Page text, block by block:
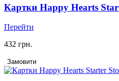
Картки Happy Hearts
Перейти
432 грн.
Замовити